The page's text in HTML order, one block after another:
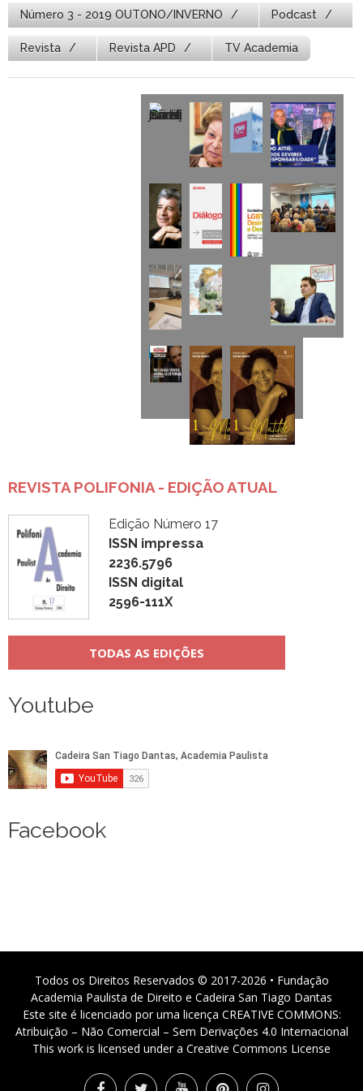
Número 3 - 2019 OUTONO/INVERNO Podcast
Revista Revista APD TV Academia
REVISTA POLIFONIA - EDIÇÃO ATUAL
Edição Número 17
ISSN impressa
2236.5796
ISSN digital
2596-111X
TODAS AS EDIÇÕES
Youtube
Facebook
Todos os Direitos Reservados © 2017-2026 • Fundação
Academia Paulista de Direito e Cadeira San Tiago Dantas
Este site é licenciado por uma licença CREATIVE COMMONS:
Atribuição – Não Comercial – Sem Derivações 4.0 Internacional
This work is licensed under a Creative Commons License